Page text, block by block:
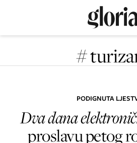
#
PODIGNUTA
Dva dana
proslavu petog